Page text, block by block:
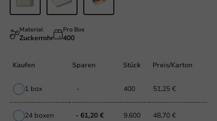
Material
Zuckerrohr
Pro Box
400
Kaufen Sparen Stück Preis/Karton
1 box - 400 51,25 €
24 boxen - 61,20 € 9.600 48,70 €